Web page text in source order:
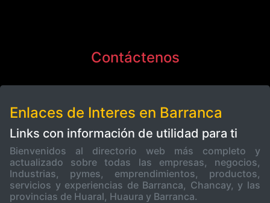
Contáctenos
Enlaces de Interes en Barranca
Links con información de utilidad para ti
Bienvenidos al directorio web más completo y
actualizado sobre todas las empresas, negocios,
Industrias, pymes, emprendimientos, productos,
servicios y experiencias de Barranca, Chancay, y las
provincias de Huaral, Huaura y Barranca.